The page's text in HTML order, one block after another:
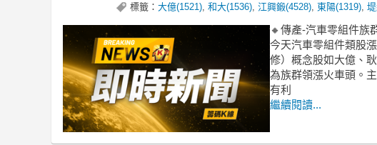
標籤： 大億(1521) 和大(1536) 江興鍛(4528) 東陽(1319)
🔸傳產-汽車零組件族
今天汽車零組件類股
修）概念股如大億、
為族群領漲火車頭。
有利
繼續閱讀...